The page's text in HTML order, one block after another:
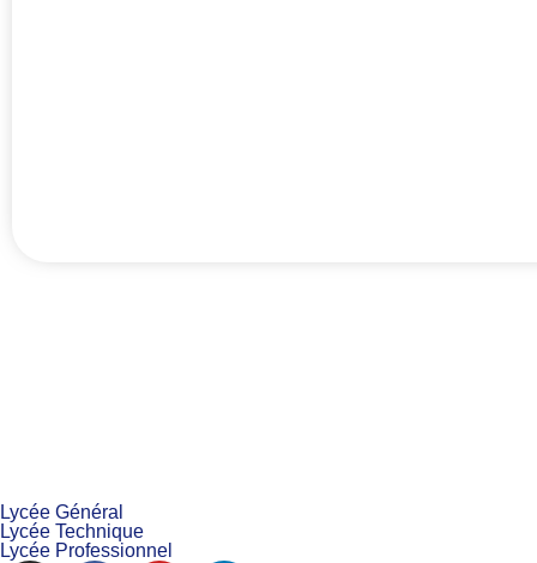
Lycée Général
Lycée Technique
Lycée Professionnel